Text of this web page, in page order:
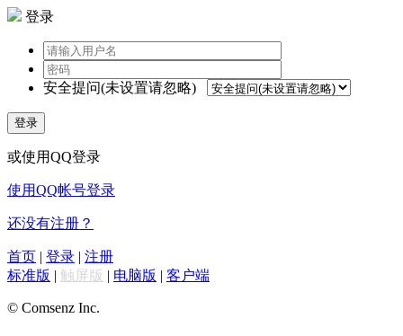
登录
安全提问(未设置请忽略)
登录
或使用QQ登录
使用QQ帐号登录
还没有注册？
首页 | 登录 | 注册
标准版 | 触屏版 | 电脑版 | 客户端
© Comsenz Inc.